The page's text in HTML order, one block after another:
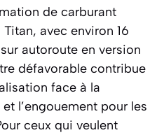
de carburant
avec environ 16
autoroute en version
défavorable contribue
face à la
l’engouement pour les
ceux qui veulent